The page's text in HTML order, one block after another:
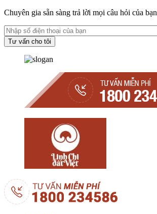
Chuyên gia sẵn sàng trả lời mọi câu hỏi của bạn